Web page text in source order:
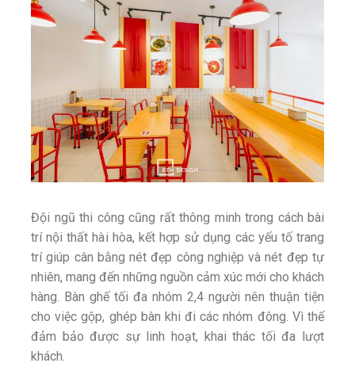
Đội ngũ thi công cũng rất thông minh trong cách bài
trí nội thất hài hòa, kết hợp sử dụng các yếu tố trang
trí giúp cân bằng nét đẹp công nghiệp và nét đẹp tự
nhiên, mang đến những nguồn cảm xúc mới cho khách
hàng. Bàn ghế tối đa nhóm 2,4 người nên thuận tiện
cho việc gộp, ghép bàn khi đi các nhóm đông. Vì thế
đảm bảo được sự linh hoạt, khai thác tối đa lượt
khách.